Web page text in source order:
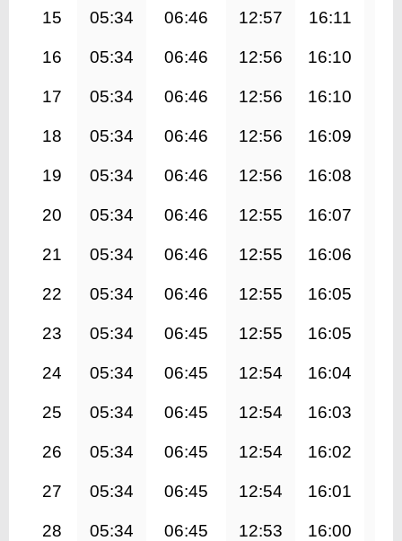
15 05:34 06:46 12:57 16:11
16 05:34 06:46 12:56 16:10
17 05:34 06:46 12:56 16:10
18 05:34 06:46 12:56 16:09
19 05:34 06:46 12:56 16:08
20 05:34 06:46 12:55 16:07
21 05:34 06:46 12:55 16:06
22 05:34 06:46 12:55 16:05
23 05:34 06:45 12:55 16:05
24 05:34 06:45 12:54 16:04
25 05:34 06:45 12:54 16:03
26 05:34 06:45 12:54 16:02
27 05:34 06:45 12:54 16:01
28 05:34 06:45 12:53 16:00